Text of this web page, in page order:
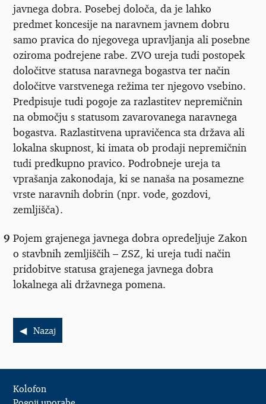
javnega dobra. Posebej določa, da je lahko
predmet koncesije na naravnem javnem dobru
samo pravica do njegovega upravljanja ali posebne
oziroma podrejene rabe. ZVO ureja tudi postopek
določitve statusa naravnega bogastva ter način
določitve varstvenega režima ter njegovo vsebino.
Predpisuje tudi pogoje za razlastitev nepremičnin
na območju s statusom zavarovanega naravnega
bogastva. Razlastitvena upravičenca sta država ali
lokalna skupnost, ki imata ob prodaji nepremičnin
tudi predkupno pravico. Podrobneje ureja ta
vprašanja zakonodaja, ki se nanaša na posamezne
vrste naravnih dobrin (npr. vode, gozdovi,
zemljišča).
9 Pojem grajenega javnega dobra opredeljuje Zakon
o stavbnih zemljiščih – ZSZ, ki ureja tudi način
pridobitve statusa grajenega javnega dobra
lokalnega ali državnega pomena.
Nazaj
Kolofon